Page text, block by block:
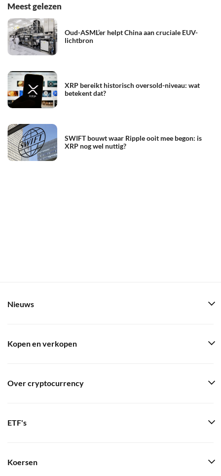
Meest gelezen
Oud-ASML’er helpt China aan cruciale EUV-
lichtbron
XRP bereikt historisch oversold-niveau: wat
betekent dat?
SWIFT bouwt waar Ripple ooit mee begon: is
XRP nog wel nuttig?
Nieuws
Kopen en verkopen
Over cryptocurrency
ETF's
Koersen